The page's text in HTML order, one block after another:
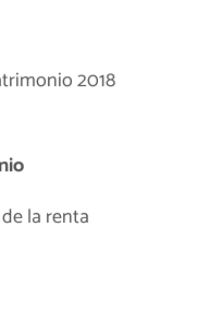
2018
la renta